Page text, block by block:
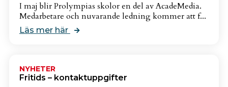
I maj blir Prolympias skolor en del av AcadeMedia.
Medarbetare och nuvarande ledning kommer att f...
Läs mer här
NYHETER
Fritids – kontaktuppgifter